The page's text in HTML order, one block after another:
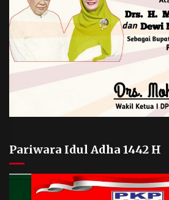
Pariwara Idul Adha 1442 H